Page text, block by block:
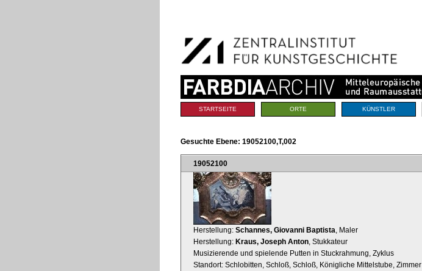
Navigation
Sektionen
STARTSEITE ORTE KÜNSTLER
Gesuchte Ebene: 19052100,T,002
19052100
Herstellung: Schannes, Giovanni Baptista , Maler
Herstellung: Kraus, Joseph Anton , Stukkateur
Musizierende und spielende Putten in Stuckrahmung, Zyklus
Standort: Schlobitten, Schloß, Schloß, Königliche Mittelstube, Zimmer